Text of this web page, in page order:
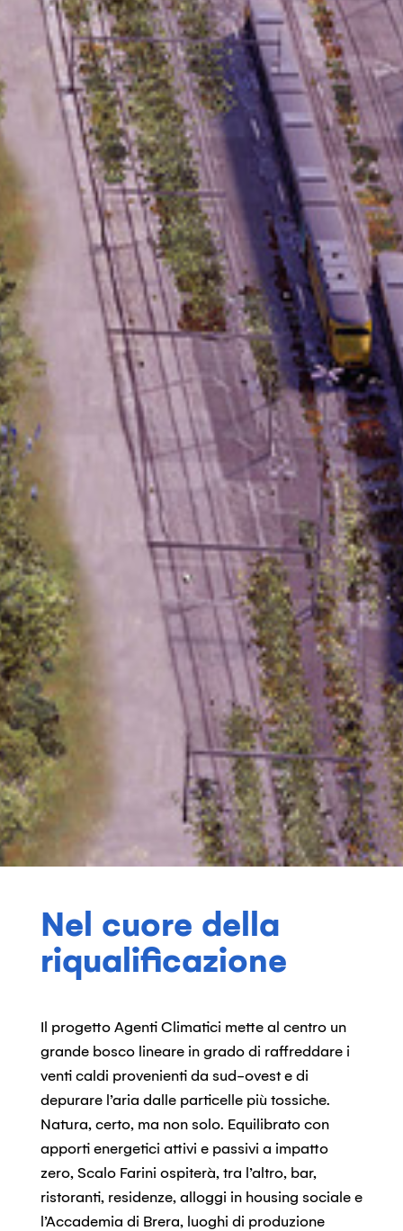
Nel cuore della
riqualificazione
Il progetto Agenti Climatici mette al centro un
grande bosco lineare in grado di raffreddare i
venti caldi provenienti da sud-ovest e di
depurare l’aria dalle particelle più tossiche.
Natura, certo, ma non solo. Equilibrato con
apporti energetici attivi e passivi a impatto
zero, Scalo Farini ospiterà, tra l’altro, bar,
ristoranti, residenze, alloggi in housing sociale e
l’Accademia di Brera, luoghi di produzione